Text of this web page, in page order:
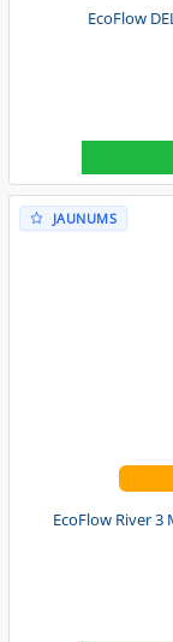
EcoFlow
JAUNUMS
EcoFlow River 3